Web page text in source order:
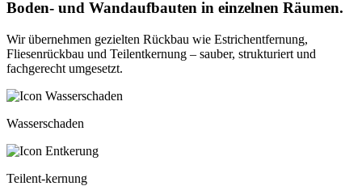
Boden- und Wandaufbauten in einzelnen Räumen.
Wir übernehmen gezielten Rückbau wie Estrichentfernung,
Fliesenrückbau und Teilentkernung – sauber, strukturiert und
fachgerecht umgesetzt.
Wasserschaden
Teilent-kernung